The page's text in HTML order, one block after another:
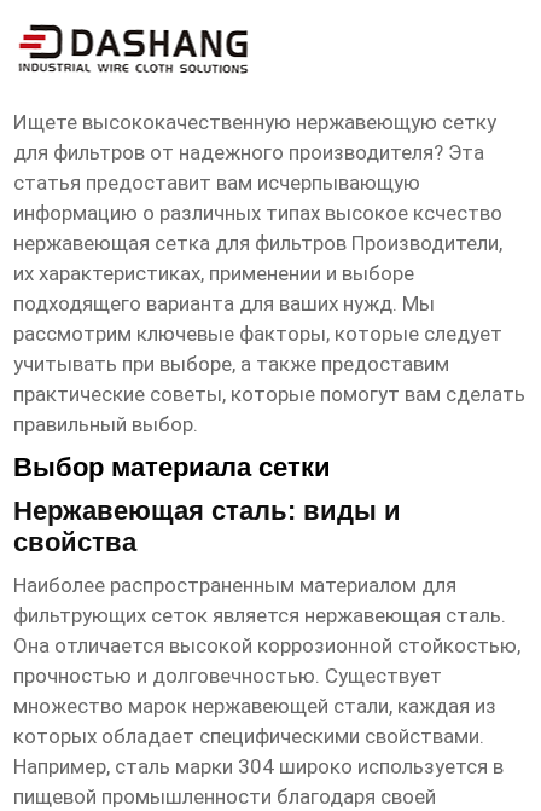
высокое ксчество нержавеющая сетка
для фильтров Производители
Ищете высококачественную нержавеющую сетку
для фильтров от надежного производителя? Эта
статья предоставит вам исчерпывающую
информацию о различных типах высокое ксчество
нержавеющая сетка для фильтров Производители,
их характеристиках, применении и выборе
подходящего варианта для ваших нужд. Мы
рассмотрим ключевые факторы, которые следует
учитывать при выборе, а также предоставим
практические советы, которые помогут вам сделать
правильный выбор.
Выбор материала сетки
Нержавеющая сталь: виды и
свойства
Наиболее распространенным материалом для
фильтрующих сеток является нержавеющая сталь.
Она отличается высокой коррозионной стойкостью,
прочностью и долговечностью. Существует
множество марок нержавеющей стали, каждая из
которых обладает специфическими свойствами.
Например, сталь марки 304 широко используется в
пищевой промышленности благодаря своей